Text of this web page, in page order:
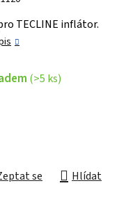
TECLINE inflátor.
(>5 ks)
se Hlídat